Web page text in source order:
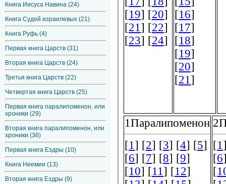
Книга Иисуса Навина (24)
Книга Судей израилевых (21)
Книга Руфь (4)
Первая книга Царств (31)
Вторая книга Царств (24)
Третья книга Царств (22)
Четвертая книга Царств (25)
Первая книга паралипоменон, или
хроники (29)
Вторая книга паралипоменон, или
хроники (36)
Первая книга Ездры (10)
Книга Неемии (13)
Вторая книга Ездры (9)